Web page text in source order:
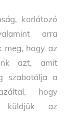
korlátozó
arra
meg, hogy az
azt, amit
szabotálja a
hogy
az